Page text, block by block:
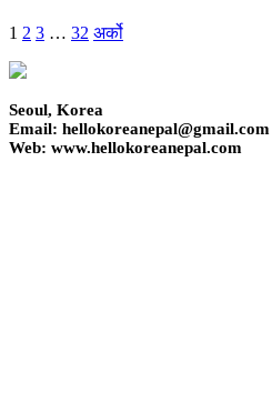
1 2 3 … 32 अर्को
Seoul, Korea
Email: hellokoreanepal@gmail.com
Web: www.hellokoreanepal.com